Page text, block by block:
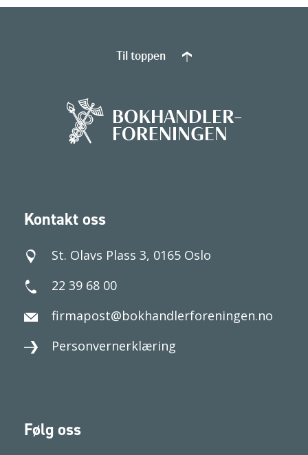
Kontakt oss
St. Olavs Plass 3, 0165 Oslo
22 39 68 00
firmapost@bokhandlerforeningen.no
Personvernerklæring
Følg oss
Til toppen